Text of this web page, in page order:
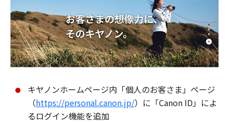
キヤノンホームページ内「個人のお客さま」ページ
（https://personal.canon.jp/）に「Canon ID」によ
るログイン機能を追加